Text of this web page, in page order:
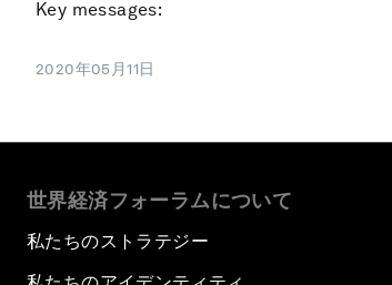
Key messages:
2020年05月11日
世界経済フォーラムについて
私たちのストラテジー